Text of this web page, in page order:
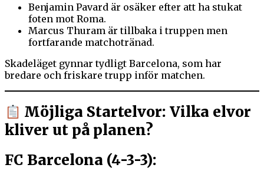
Benjamin Pavard är osäker efter att ha stukat
foten mot Roma.
Marcus Thuram är tillbaka i truppen men
fortfarande matchotränad.
Skadeläget gynnar tydligt Barcelona, som har
bredare och friskare trupp inför matchen.
Möjliga Startelvor: Vilka elvor
kliver ut på planen?
FC Barcelona (4-3-3):